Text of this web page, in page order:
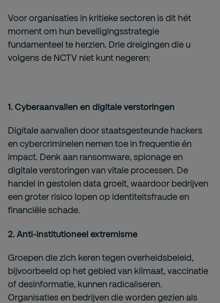
Voor organisaties in kritieke sectoren is dit hét
moment om hun beveiligingsstrategie
fundamenteel te herzien. Drie dreigingen die u
volgens de NCTV niet kunt negeren:
1. Cyberaanvallen en digitale verstoringen
Digitale aanvallen door staatsgesteunde hackers
en cybercriminelen nemen toe in frequentie én
impact. Denk aan ransomware, spionage en
digitale verstoringen van vitale processen. De
handel in gestolen data groeit, waardoor bedrijven
een groter risico lopen op identiteitsfraude en
financiële schade.
2. Anti-institutioneel extremisme
Groepen die zich keren tegen overheidsbeleid,
bijvoorbeeld op het gebied van klimaat, vaccinatie
of desinformatie, kunnen radicaliseren.
Organisaties en bedrijven die worden gezien als